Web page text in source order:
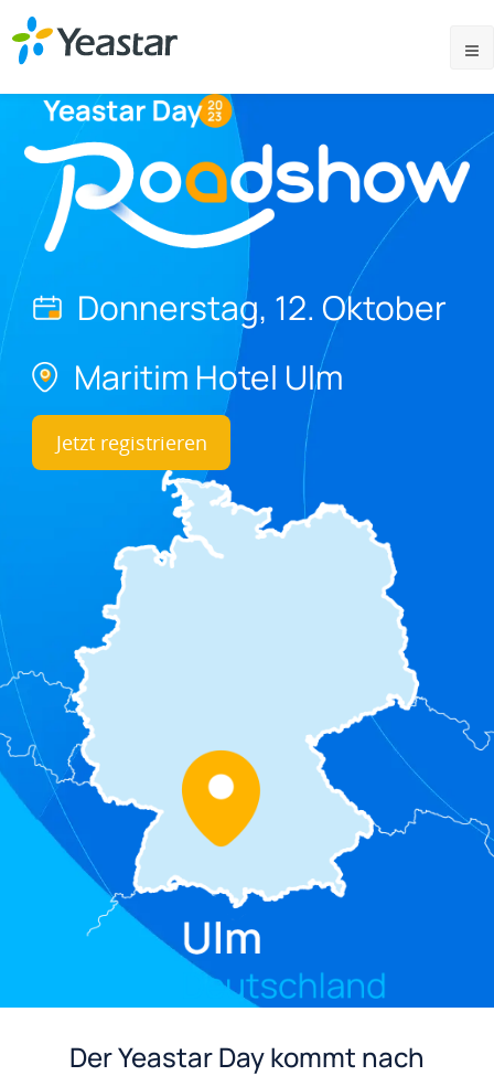
Donnerstag, 12. Oktober
Maritim Hotel Ulm
Jetzt registrieren
Der Yeastar Day kommt nach